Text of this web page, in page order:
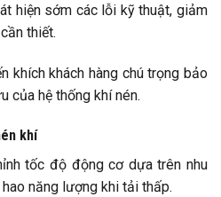
hiện sớm các lỗi kỹ thuật, giảm
thiết.
khích khách hàng chú trọng bảo
của hệ thống khí nén.
khí
tốc độ động cơ dựa trên nhu
năng lượng khi tải thấp.